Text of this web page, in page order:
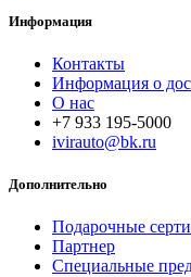
Информация
Контакты
Информация о
О нас
+7 933 195-5000
ivirauto@bk.ru
Дополнительно
Подарочные
Партнер
Специальные